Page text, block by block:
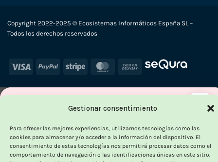
Gestionar consentimiento
Para ofrecer las mejores experiencias, utilizamos tecnologías como las
cookies para almacenar y/o acceder a la información del dispositivo. El
consentimiento de estas tecnologías nos permitirá procesar datos como el
comportamiento de navegación o las identificaciones únicas en este sitio.
Copyright 2022-2025 © Ecosistemas Informáticos España SL –
Todos los derechos reservados
Visa PayPal Stripe MasterCard
Cash
-
OUTLET VORPC